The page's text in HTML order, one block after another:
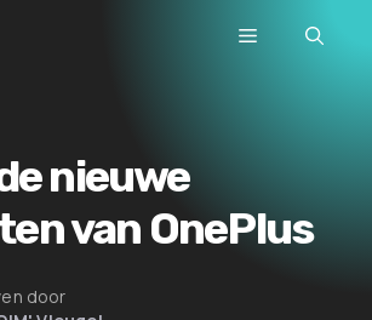
Menu
nieuwe
van OnePlus
door